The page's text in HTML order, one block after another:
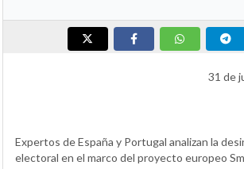
31 de
Expertos de España y Portugal analizan la
electoral en el marco del proyecto europeo